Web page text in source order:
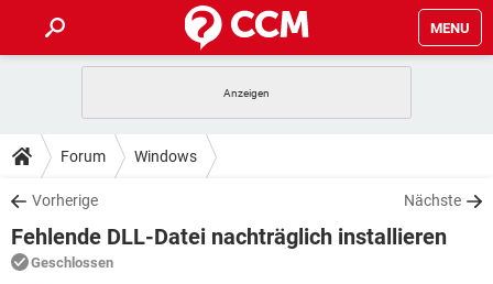
MENU
ANDROID
WINDOWS 10
WHATSAPP TIKTOK
FACEBOOK
TIPPS & TRICKS
SPIELE
WINDOWS 10
DOWNLOADS
SPIELE STREAMING
ANDROID
FORUM
Forum Windows
Vorherige Nächste
Fehlende DLL-Datei nachträglich installieren
Geschlossen